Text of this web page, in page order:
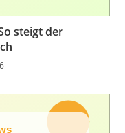
steigt der